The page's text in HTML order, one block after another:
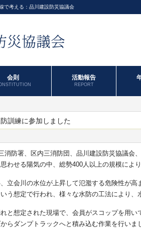
で考える：品川建設防災協議会
会則 活動報告
REPORT
訓練に参加しました
消防署、区内三消防団、品川建設防災協議会
わせる陽気の中、総勢400人以上の規模によ
立会川の水位が上昇して氾濫する危険性が
う想定で行われ、様々な水防の工法により、
と想定された現場で、会員がスコップを用い
らダンプトラックへと積み込む作業を行いま